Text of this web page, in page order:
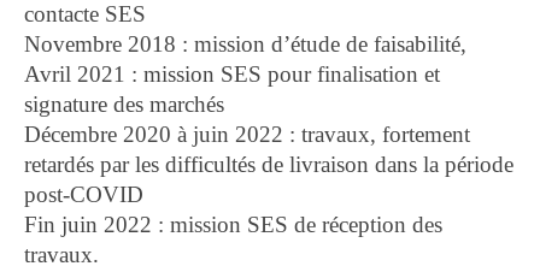
contacte SES
Novembre 2018 : mission d’étude de faisabilité,
Avril 2021 : mission SES pour finalisation et
signature des marchés
Décembre 2020 à juin 2022 : travaux, fortement
retardés par les difficultés de livraison dans la période
post-COVID
Fin juin 2022 : mission SES de réception des
travaux.